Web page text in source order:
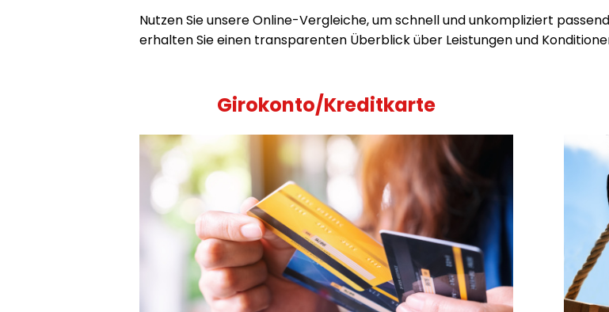
Nutzen Sie unsere Online-Vergleiche, um schnell und unkompliziert
erhalten Sie einen transparenten Überblick über Leistungen und
Girokonto/Kreditkarte